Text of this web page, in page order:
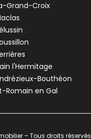
• 3 pièces • 80 m²
Grand-Croix
l'Hermitage
Bouthéon
Romain en Gal
– Tous droits réservés